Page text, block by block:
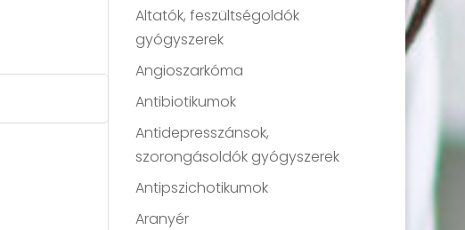
Altatók, feszültségoldók
gyógyszerek
Angioszarkóma
Antibiotikumok
Antidepresszánsok,
szorongásoldók gyógyszerek
Antipszichotikumok
Aranyér